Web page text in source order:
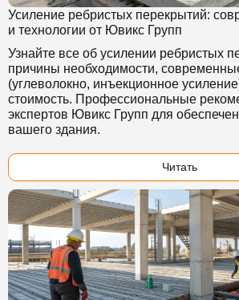
Усиление ребристых перекрытий:
и технологии от Ювикс Групп
Узнайте все об усилении ребристых
причины необходимости,
(углеволокно, инъекционное
стоимость. Профессиональные
экспертов Ювикс Групп для
вашего здания.
Читать